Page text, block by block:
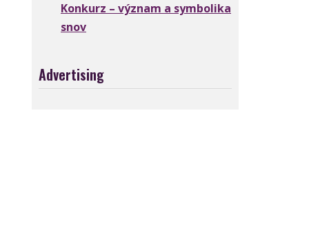
Konkurz – význam a symbolika
snov
Advertising